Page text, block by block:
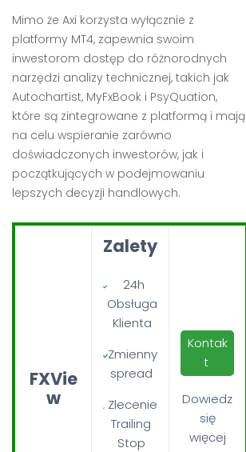
Mimo że Axi korzysta wyłącznie z
platformy MT4, zapewnia swoim
inwestorom dostęp do różnorodnych
narzędzi analizy technicznej, takich jak
Autochartist, MyFxBook i PsyQuation,
które są zintegrowane z platformą i mają
na celu wspieranie zarówno
doświadczonych inwestorów, jak i
początkujących w podejmowaniu
lepszych decyzji handlowych.
FXVie
w
Zalety
24h
Obsługa
Klienta
Zmienny
spread
Zlecenie
Trailing
Stop
Kontak
t
Dowiedz
się
więcej